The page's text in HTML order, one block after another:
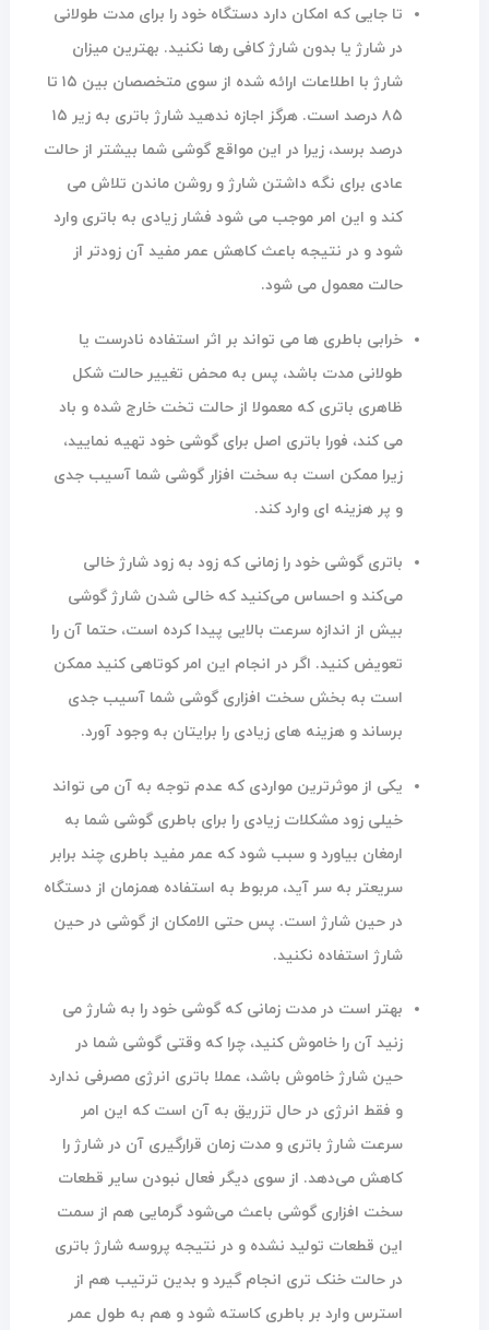
تا جایی که امکان دارد دستگاه خود را برای مدت طولانی
در شارژ یا بدون شارژ کافی رها نکنید. بهترین میزان
شارژ با اطلاعات ارائه شده از سوی متخصصان بین ۱۵ تا
۸۵ درصد است. هرگز اجازه ندهید شارژ باتری به زیر ۱۵
درصد برسد، زیرا در این مواقع گوشی شما بیشتر از حالت
عادی برای نگه داشتن شارژ و روشن ماندن تلاش می
کند و این امر موجب می شود فشار زیادی به باتری وارد
شود و در نتیجه باعث کاهش عمر مفید آن زودتر از
حالت معمول می شود.
خرابی باطری ها می تواند بر اثر استفاده نادرست یا
طولانی مدت باشد، پس به محض تغییر حالت شکل
ظاهری باتری که معمولا از حالت تخت خارج شده و باد
می کند، فورا باتری اصل برای گوشی خود تهیه نمایید،
زیرا ممکن است به سخت افزار گوشی شما آسیب جدی
و پر هزینه ای وارد کند.
باتری گوشی خود را زمانی که زود به زود شارژ خالی
می‌کند و احساس می‌کنید که خالی شدن شارژ گوشی
بیش از اندازه سرعت بالایی پیدا کرده است، حتما آن را
تعویض کنید. اگر در انجام این امر کوتاهی کنید ممکن
است به بخش سخت افزاری گوشی شما آسیب جدی
برساند و هزینه های زیادی را برایتان به وجود آورد.
یکی از موثرترین مواردی که عدم توجه به آن می‌ تواند
خیلی زود مشکلات زیادی را برای باطری گوشی شما به
ارمغان بیاورد و سبب شود که عمر مفید باطری چند برابر
سریعتر به سر آید، مربوط به استفاده همزمان از دستگاه
در حین شارژ است. پس حتی الامکان از گوشی در حین
شارژ استفاده نکنید.
بهتر است در مدت زمانی که گوشی خود را به شارژ می
زنید آن را خاموش کنید، چرا که وقتی گوشی شما در
حین شارژ خاموش باشد، عملا باتری انرژی مصرفی ندارد
و فقط انرژی در حال تزریق به آن است که این امر
سرعت شارژ باتری و مدت زمان قرارگیری آن در شارژ را
کاهش می‌دهد. از سوی دیگر فعال نبودن سایر قطعات
سخت افزاری گوشی باعث می‌شود گرمایی هم از سمت
این قطعات تولید نشده و در نتیجه پروسه شارژ باتری
در حالت خنک تری انجام گیرد و بدین ترتیب هم از
استرس وارد بر باطری کاسته شود و هم به طول عمر